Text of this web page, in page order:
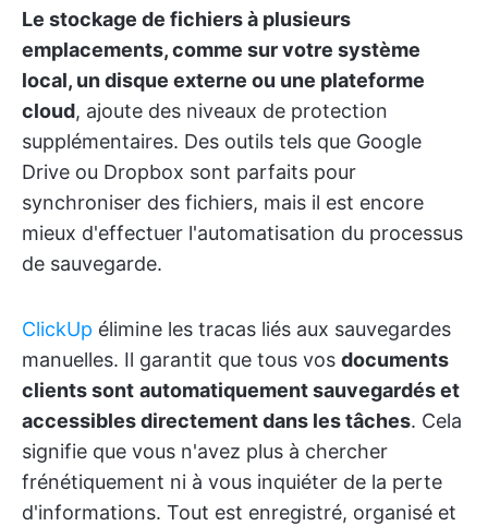
Le stockage de fichiers à plusieurs
emplacements, comme sur votre système
local, un disque externe ou une plateforme
cloud, ajoute des niveaux de protection
supplémentaires. Des outils tels que Google
Drive ou Dropbox sont parfaits pour
synchroniser des fichiers, mais il est encore
mieux d'effectuer l'automatisation du processus
de sauvegarde.
ClickUp élimine les tracas liés aux sauvegardes
manuelles. Il garantit que tous vos documents
clients sont automatiquement sauvegardés et
accessibles directement dans les tâches. Cela
signifie que vous n'avez plus à chercher
frénétiquement ni à vous inquiéter de la perte
d'informations. Tout est enregistré, organisé et